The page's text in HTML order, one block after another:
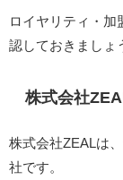
ロイヤリティ・加
認しておきましょ
株式会社
株式会社ZEALは
社です。